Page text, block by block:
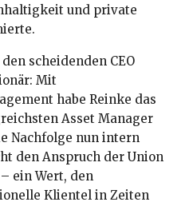
und private
scheidenden CEO
Mit
habe Reinke das
Asset Manager
Nachfolge nun intern
den Anspruch der Union
ein Wert, den
Klientel in Zeiten